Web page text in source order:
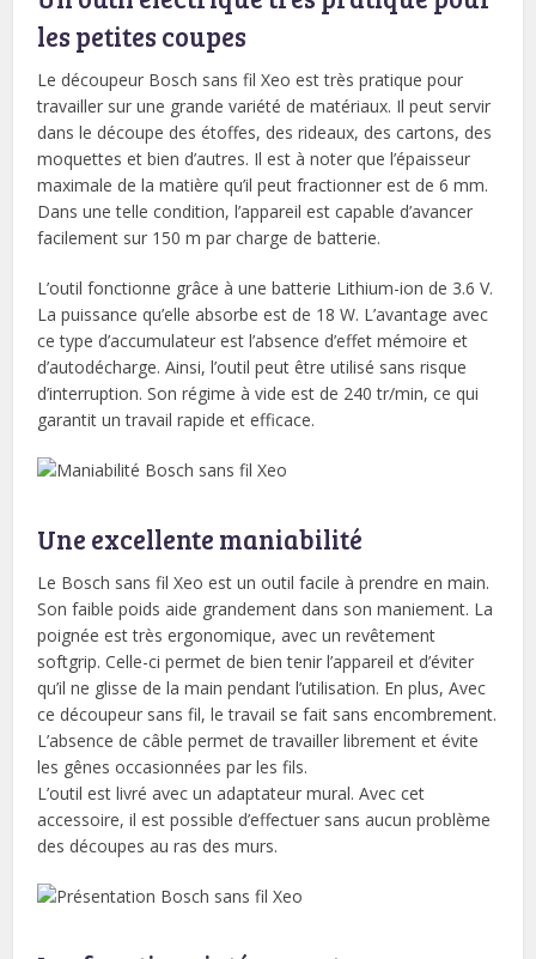
les petites coupes
Le découpeur Bosch sans fil Xeo est très pratique pour
travailler sur une grande variété de matériaux. Il peut servir
dans le découpe des étoffes, des rideaux, des cartons, des
moquettes et bien d’autres. Il est à noter que l’épaisseur
maximale de la matière qu’il peut fractionner est de 6 mm.
Dans une telle condition, l’appareil est capable d’avancer
facilement sur 150 m par charge de batterie.
L’outil fonctionne grâce à une batterie Lithium-ion de 3.6 V.
La puissance qu’elle absorbe est de 18 W. L’avantage avec
ce type d’accumulateur est l’absence d’effet mémoire et
d’autodécharge. Ainsi, l’outil peut être utilisé sans risque
d’interruption. Son régime à vide est de 240 tr/min, ce qui
garantit un travail rapide et efficace.
Une excellente maniabilité
Le Bosch sans fil Xeo est un outil facile à prendre en main.
Son faible poids aide grandement dans son maniement. La
poignée est très ergonomique, avec un revêtement
softgrip. Celle-ci permet de bien tenir l’appareil et d’éviter
qu’il ne glisse de la main pendant l’utilisation. En plus, Avec
ce découpeur sans fil, le travail se fait sans encombrement.
L’absence de câble permet de travailler librement et évite
les gênes occasionnées par les fils.
L’outil est livré avec un adaptateur mural. Avec cet
accessoire, il est possible d’effectuer sans aucun problème
des découpes au ras des murs.